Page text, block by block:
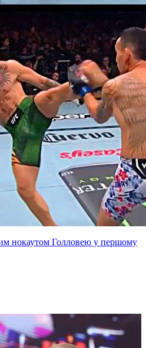
нокаутом Голловею у першому